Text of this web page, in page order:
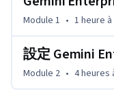
程可能會提及產品舊
Module 1 • 1 heure
設定 Gemini
Module 2 • 4 heures